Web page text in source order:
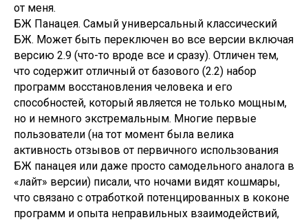
от меня.
БЖ Панацея. Самый универсальный классический
БЖ. Может быть переключен во все версии включая
версию 2.9 (что-то вроде все и сразу). Отличен тем,
что содержит отличный от базового (2.2) набор
программ восстановления человека и его
способностей, который является не только мощным,
но и немного экстремальным. Многие первые
пользователи (на тот момент была велика
активность отзывов от первичного использования
БЖ панацея или даже просто самодельного аналога в
«лайт» версии) писали, что ночами видят кошмары,
что связано с отработкой потенцированных в коконе
программ и опыта неправильных взаимодействий,